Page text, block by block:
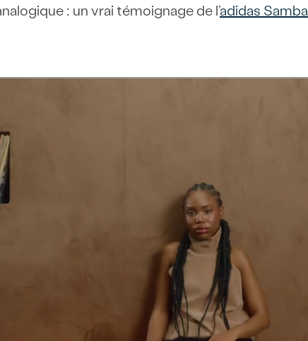
: un vrai témoignage de l’adidas Samba